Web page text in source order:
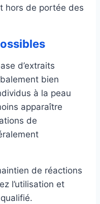
hors de portée des
d’extraits
bien
à la peau
apparaître
de
de réactions
l’utilisation et